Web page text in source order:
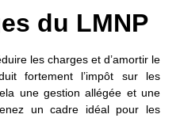
du LMNP
les charges et d’amortir le
fortement l’impôt sur les
une gestion allégée et une
un cadre idéal pour les